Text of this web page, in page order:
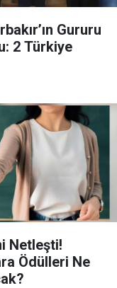
Gururu
2 Türkiye
Netleşti!
Ödülleri Ne